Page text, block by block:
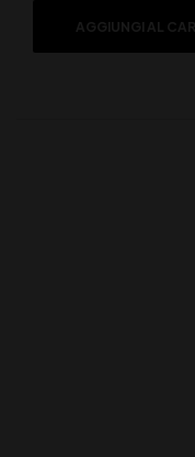
AGGIUNGI AL